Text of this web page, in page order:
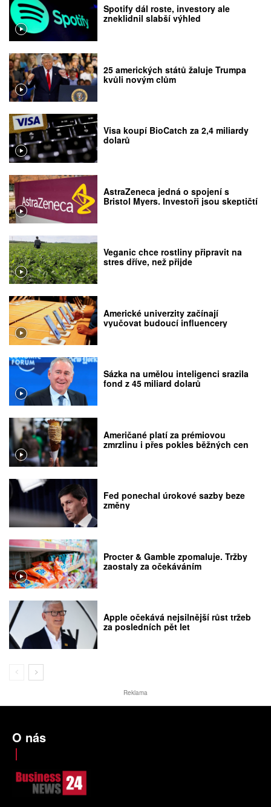
Spotify dál roste, investory ale
zneklidnil slabší výhled
25 amerických států žaluje Trumpa
kvůli novým clům
Visa koupí BioCatch za 2,4 miliardy
dolarů
AstraZeneca jedná o spojení s
Bristol Myers. Investoři jsou skeptičtí
Veganic chce rostliny připravit na
stres dříve, než přijde
Americké univerzity začínají
vyučovat budoucí influencery
Sázka na umělou inteligenci srazila
fond z 45 miliard dolarů
Američané platí za prémiovou
zmrzlinu i přes pokles běžných cen
Fed ponechal úrokové sazby beze
změny
Procter & Gamble zpomaluje. Tržby
zaostaly za očekáváním
Apple očekává nejsilnější růst tržeb
za posledních pět let
Reklama
O nás